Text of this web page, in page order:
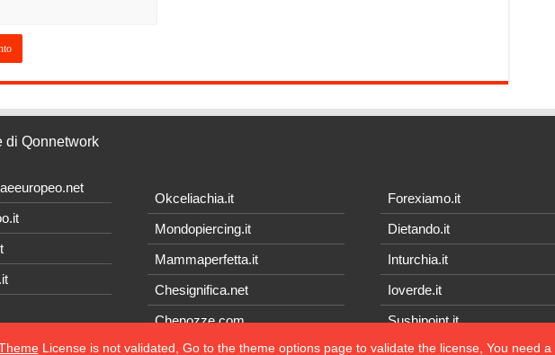
di Qonnetwork
Okceliachia.it
Mondopiercing.it
Mammaperfetta.it
Chesignifica.net
Chenozze.com
Forexiamo.it
Dietando.it
Inturchia.it
Ioverde.it
Sushipoint.it
License is not validated, Go to the theme options page to validate the license, You need